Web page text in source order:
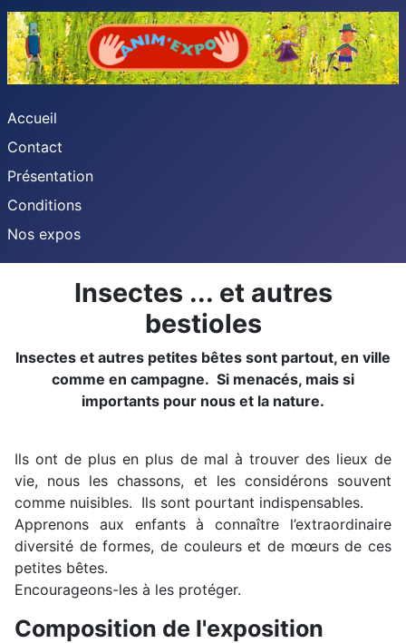
Accueil
Contact
Présentation
Conditions
Nos expos
Insectes ... et autres
bestioles
Insectes et autres petites bêtes sont partout, en ville
comme en campagne. Si menacés, mais si
importants pour nous et la nature.
Ils ont de plus en plus de mal à trouver des lieux de
vie, nous les chassons, et les considérons souvent
comme nuisibles. Ils sont pourtant indispensables.
Apprenons aux enfants à connaître l’extraordinaire
diversité de formes, de couleurs et de mœurs de ces
petites bêtes.
Encourageons-les à les protéger.
Composition de l'exposition